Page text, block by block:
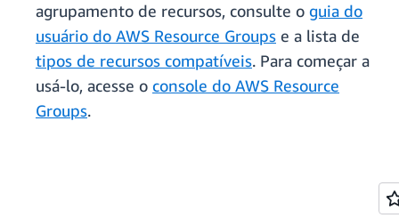
agrupamento de recursos, consulte o guia do
usuário do AWS Resource Groups e a lista de
tipos de recursos compatíveis. Para começar a
usá-lo, acesse o console do AWS Resource
Groups.